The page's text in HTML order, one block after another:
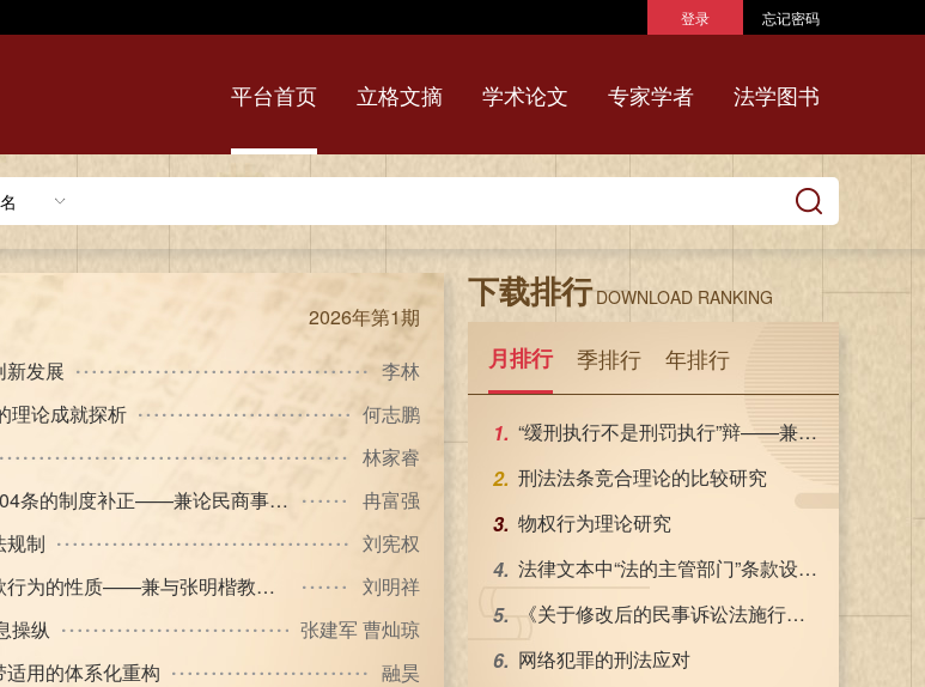
登录 忘记密码
平台首页 立格文摘 学术论文 专家学者 法学图书
2026年第1期
研究
宋才发
万毅
体系完善
秦前红
李林 张永泉
阐释——基于修改后《监察法》的展开
郭华
章志远 章志远
制度源流和应用效益的考察和研判
秦前红 刘韵笛
生态环境法典》(草案二次审议稿)的修改建议
常纪文
下载排行DOWNLOAD RANKING
月排行 季排行 年排行
“缓刑执行不是刑罚执行”辩——兼与屈学武教授商榷
刑法法条竞合理论的比较研究
物权行为理论研究
法律文本中“法的主管部门”条款设置论析
《关于修改后的民事诉讼法施行时未结案件适用法律若干问题的规定》的理解与适用
网络犯罪的刑法应对